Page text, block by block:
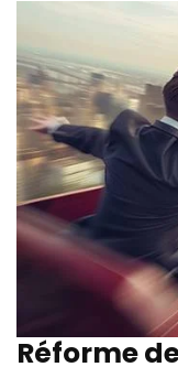
Réforme